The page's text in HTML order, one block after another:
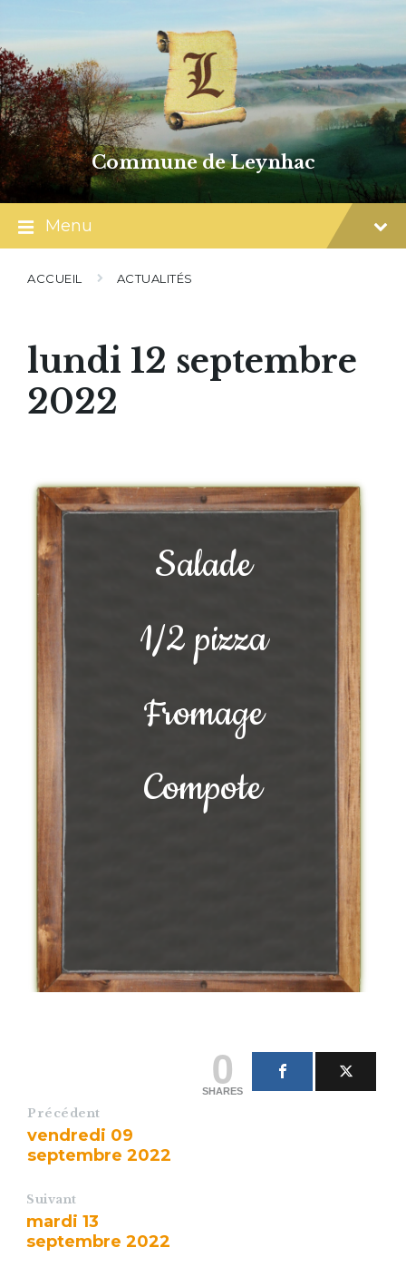
content
main
navigation
footer
Commune de Leynhac
Menu
ACCUEIL ACTUALITÉS
lundi 12 septembre
2022
Salade
1/2 pizza
Fromage
Compote
0
SHARES
Précédent
vendredi 09
septembre 2022
Suivant
mardi 13
septembre 2022